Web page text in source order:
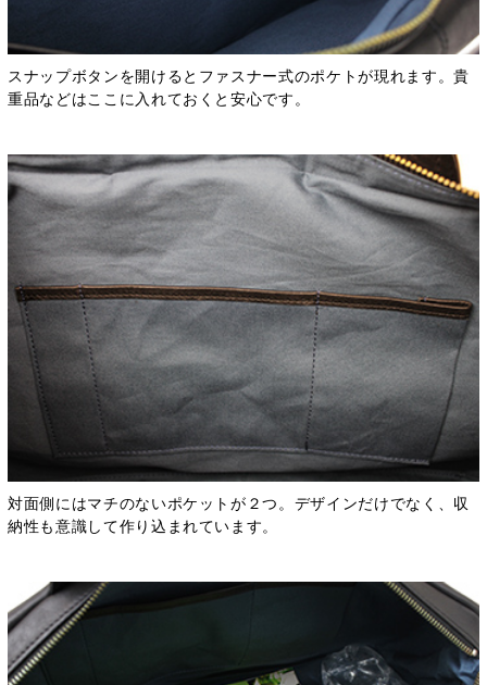
スナップボタンを開けるとファスナー式のポケトが現れます。貴
重品などはここに入れておくと安心です。
対面側にはマチのないポケットが２つ。デザインだけでなく、収
納性も意識して作り込まれています。